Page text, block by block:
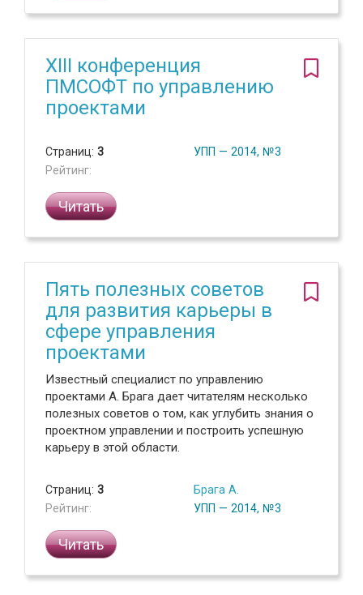
XIII конференция
ПМСОФТ по управлению
проектами
Страниц: 3
Рейтинг:
УПП — 2014, №3
Читать
Пять полезных советов
для развития карьеры в
сфере управления
проектами
Известный специалист по управлению
проектами А. Брага дает читателям несколько
полезных советов о том, как углубить знания о
проектном управлении и построить успешную
карьеру в этой области.
Страниц: 3
Рейтинг:
Брага А.
УПП — 2014, №3
Читать